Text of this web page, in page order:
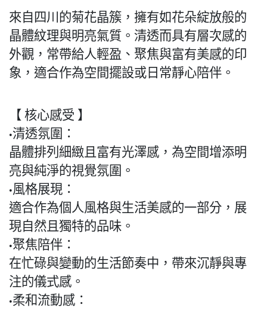
來自四川的菊花晶簇，擁有如花朵綻放般的
晶體紋理與明亮氣質。清透而具有層次感的
外觀，常帶給人輕盈、聚焦與富有美感的印
象，適合作為空間擺設或日常靜心陪伴。
【 核心感受 】
•清透氛圍：
晶體排列細緻且富有光澤感，為空間增添明
亮與純淨的視覺氛圍。
•風格展現：
適合作為個人風格與生活美感的一部分，展
現自然且獨特的品味。
•聚焦陪伴：
在忙碌與變動的生活節奏中，帶來沉靜與專
注的儀式感。
•柔和流動感：